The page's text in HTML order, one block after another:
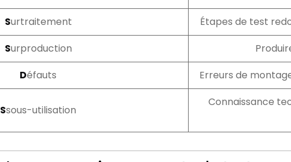
Surtraitement
Étapes de test
Surproduction
Défauts Erreurs de
Ssous-utilisation
Connaissance